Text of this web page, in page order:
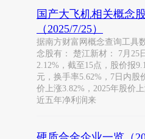
国产大飞机相关概念
（2025/7/25）
据南方财富网概念查询工具
念股有： 楚江新材： 7月25
2.12%，截至15点，股价报
元，换手率5.62%，7日内股
价上涨3.82%，2025年股价
近五年净利润来